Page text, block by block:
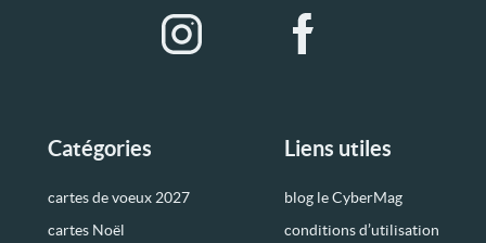
Catégories
cartes de voeux 2027
cartes Noël
Liens utiles
blog le CyberMag
conditions d’utilisation